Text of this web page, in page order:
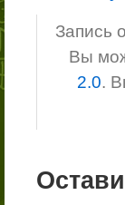
Запись
Вы
2.0.